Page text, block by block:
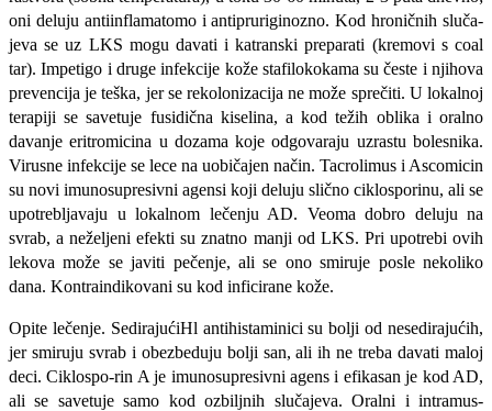
oni deluju antiinflamatomo i antipruriginozno. Kod hroničnih sluča­
jeva se uz LKS mogu davati i katranski preparati (kremovi s coal
tar). Impetigo i druge infekcije kože stafilokokama su česte i njihova
prevencija je teška, jer se rekolonizacija ne može sprečiti. U lo­kalnoj
terapiji se savetuje fusidična ki­selina, a kod težih oblika i oralno
dava­nje eritromicina u dozama koje odgova­raju uzrastu bolesnika.
Virusne infekci­je se lece na uobičajen način. Tacrolimus i Ascomicin
su novi imunosupresivni agensi koji deluju slično ciklosporinu, ali se
upotrebljavaju u lokalnom lečenju AD. Veoma dobro deluju na
svrab, a ne­željeni efekti su znatno manji od LKS. Pri upotrebi ovih
lekova može se javiti pečenje, ali se ono smiruje posle neko­liko
dana. Kontraindikovani su kod in­ficirane kože.
Opite lečenje. SedirajućiHl antihistaminici su bolji od nesedirajućih,
jer smiruju svrab i obezbeduju bolji san, ali ih ne treba davati maloj
deci. Ciklospo-rin A je imunosupresivni agens i efika­san je kod AD,
ali se savetuje samo kod ozbiljnih slučajeva. Oralni i intramus-